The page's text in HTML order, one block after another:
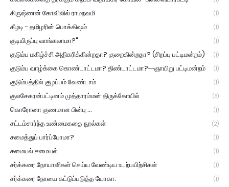
கிருஷ்ணன் கோவிலில் ராமநவமி (1)
கீழடி - தமிழரின் பொக்கிஷம் (1)
குடியிருப்பு வாங்கலாமா?" (1)
குடும்ப மகிழ்ச்சி அதிகரிக்கின்றதா? குறைகின்றதா? (சிறப்பு பட்டிமன்றம்) (1)
குடும்ப வாழ்க்கை கொண்டாட்டமா? திண்டாட்டமா?--ஞாயிறு பட்டிமன்றம் (1)
குடும்பத்தில் குழப்பம் வேண்டாம் (1)
குலசேகரன்பட்டினம் முத்தாரம்மன் திருக்கோயில் (8)
கொரோனா குணமான பின்பு ... (1)
சட்டம்சார்ந்த உண்மைகதை நூல்கள் (2)
சமைத்துப் பார்ப்போமா? (1)
சமையல் சமையல் (1)
சர்க்கரை நோயாளிகள் செய்ய வேண்டிய உடற்பயிற்சிகள் (1)
சர்க்கரை நோயை கட்டுப்படுத்த யோகா. (1)